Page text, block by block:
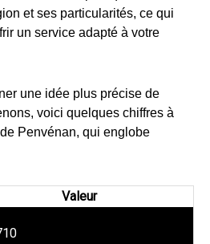
et ses particularités, ce qui
un service adapté à votre
une idée plus précise de
voici quelques chiffres à
Penvénan, qui englobe
Valeur